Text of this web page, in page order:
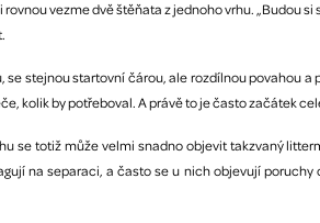
vezme dvě štěňata z jednoho vrhu. „Budou
se stejnou startovní čárou, ale rozdílnou povahou
kolik by potřeboval. A právě to je často začátek
se totiž může velmi snadno objevit takzvaný
na separaci, a často se u nich objevují